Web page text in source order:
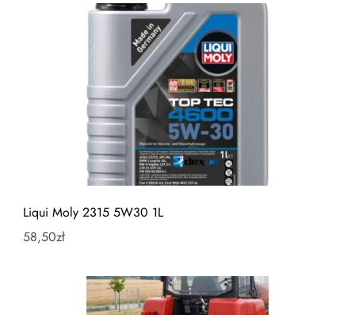
Liqui Moly 2315 5W30 1L
58,50zł